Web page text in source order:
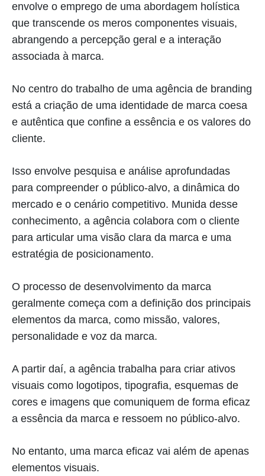
envolve o emprego de uma abordagem holística
que transcende os meros componentes visuais,
abrangendo a percepção geral e a interação
associada à marca.
No centro do trabalho de uma agência de branding
está a criação de uma identidade de marca coesa
e autêntica que confine a essência e os valores do
cliente.
Isso envolve pesquisa e análise aprofundadas
para compreender o público-alvo, a dinâmica do
mercado e o cenário competitivo. Munida desse
conhecimento, a agência colabora com o cliente
para articular uma visão clara da marca e uma
estratégia de posicionamento.
O processo de desenvolvimento da marca
geralmente começa com a definição dos principais
elementos da marca, como missão, valores,
personalidade e voz da marca.
A partir daí, a agência trabalha para criar ativos
visuais como logotipos, tipografia, esquemas de
cores e imagens que comuniquem de forma eficaz
a essência da marca e ressoem no público-alvo.
No entanto, uma marca eficaz vai além de apenas
elementos visuais.